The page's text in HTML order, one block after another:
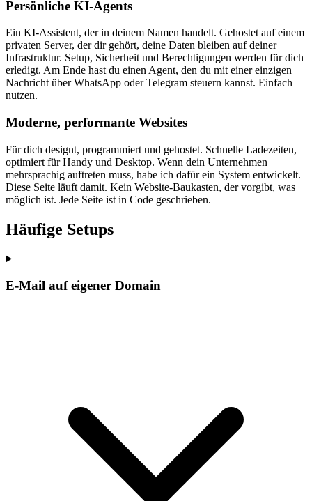
Persönliche KI-Agents
Ein KI-Assistent, der in deinem Namen handelt. Gehostet auf einem
privaten Server, der dir gehört, deine Daten bleiben auf deiner
Infrastruktur. Setup, Sicherheit und Berechtigungen werden für dich
erledigt. Am Ende hast du einen Agent, den du mit einer einzigen
Nachricht über WhatsApp oder Telegram steuern kannst. Einfach
nutzen.
Moderne, performante Websites
Für dich designt, programmiert und gehostet. Schnelle Ladezeiten,
optimiert für Handy und Desktop. Wenn dein Unternehmen
mehrsprachig auftreten muss, habe ich dafür ein System entwickelt.
Diese Seite läuft damit. Kein Website-Baukasten, der vorgibt, was
möglich ist. Jede Seite ist in Code geschrieben.
Häufige Setups
E-Mail auf eigener Domain